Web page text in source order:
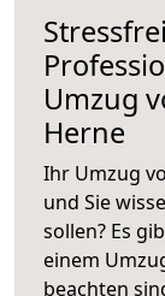
Umzug
Herne
Ihr Umzug
und Sie
sollen? Es
einem
beachten